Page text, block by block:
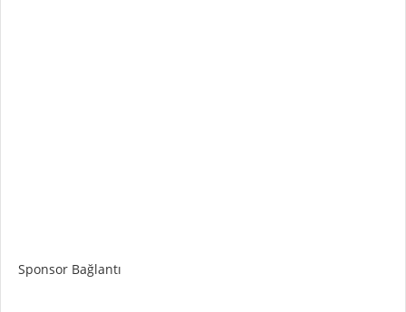
Sponsor Bağlantı